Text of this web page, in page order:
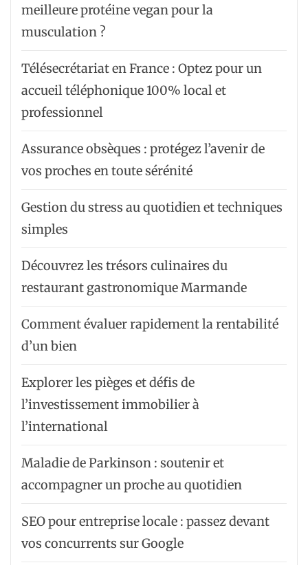
meilleure protéine vegan pour la
musculation ?
Télésecrétariat en France : Optez pour un
accueil téléphonique 100% local et
professionnel
Assurance obsèques : protégez l’avenir de
vos proches en toute sérénité
Gestion du stress au quotidien et techniques
simples
Découvrez les trésors culinaires du
restaurant gastronomique Marmande
Comment évaluer rapidement la rentabilité
d’un bien
Explorer les pièges et défis de
l’investissement immobilier à
l’international
Maladie de Parkinson : soutenir et
accompagner un proche au quotidien
SEO pour entreprise locale : passez devant
vos concurrents sur Google